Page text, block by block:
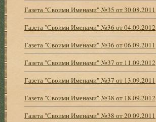
Газета "Своими Именами" №35 от 30.08.2011
Газета "Своими Именами" №36 от 04.09.2012
Газета "Своими Именами" №36 от 06.09.2011
Газета "Своими Именами" №37 от 11.09.2012
Газета "Своими Именами" №37 от 13.09.2011
Газета "Своими Именами" №38 от 18.09.2012
Газета "Своими Именами" №38 от 20.09.2011